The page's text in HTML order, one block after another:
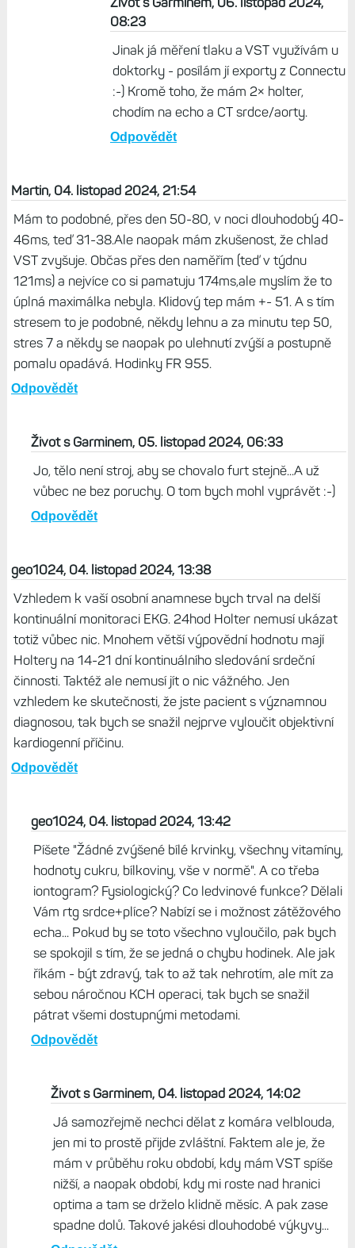
miras, 05. listopad 2024, 12:24
Odpovědět
Život s Garminem, 06. listopad 2024,
08:23
Jinak já měření tlaku a VST využívám u
doktorky - posílám jí exporty z Connectu
:-) Kromě toho, že mám 2× holter,
chodím na echo a CT srdce/aorty.
Odpovědět
Martin, 04. listopad 2024, 21:54
46ms, teď 31-38.Ale naopak mám zkušenost, že chlad
121ms) a nejvíce co si pamatuju 174ms,ale myslím že to
úplná maximálka nebyla. Klidový tep mám +- 51. A s tím
stresem to je podobné, někdy lehnu a za minutu tep 50,
pomalu opadává. Hodinky FR 955.
Život s Garminem, 05. listopad 2024, 06:33
Jo, tělo není stroj, aby se chovalo furt stejně...A už
vůbec ne bez poruchy. O tom bych mohl vyprávět :-)
Odpovědět
geo1024, 04. listopad 2024, 13:38
kontinuální monitoraci EKG. 24hod Holter nemusí ukázat
totiž vůbec nic. Mnohem větší výpovědní hodnotu mají
Holtery na 14-21 dní kontinuálního sledování srdeční
činnosti. Taktéž ale nemusí jít o nic vážného. Jen
vzhledem ke skutečnosti, že jste pacient s významnou
diagnosou, tak bych se snažil nejprve vyloučit objektivní
kardiogenní příčinu.
Odpovědět
geo1024, 04. listopad 2024, 13:42
Píšete "Žádné zvýšené bílé krvinky, všechny vitamíny,
iontogram? Fysiologický? Co ledvinové funkce? Dělali
echa... Pokud by se toto všechno vyloučilo, pak bych
se spokojil s tím, že se jedná o chybu hodinek. Ale jak
říkám - být zdravý, tak to až tak nehrotím, ale mít za
sebou náročnou KCH operaci, tak bych se snažil
pátrat všemi dostupnými metodami.